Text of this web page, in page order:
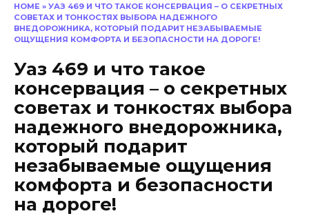
HOME » УАЗ 469 И ЧТО ТАКОЕ КОНСЕРВАЦИЯ – О СЕКРЕТНЫХ
СОВЕТАХ И ТОНКОСТЯХ ВЫБОРА НАДЕЖНОГО
ВНЕДОРОЖНИКА, КОТОРЫЙ ПОДАРИТ НЕЗАБЫВАЕМЫЕ
ОЩУЩЕНИЯ КОМФОРТА И БЕЗОПАСНОСТИ НА ДОРОГЕ!
Уаз 469 и что такое
консервация – о секретных
советах и тонкостях выбора
надежного внедорожника,
который подарит
незабываемые ощущения
комфорта и безопасности
на дороге!